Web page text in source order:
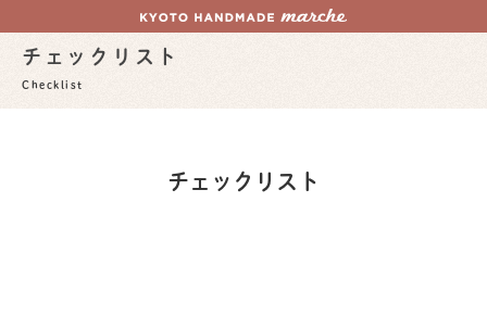
チェックリスト
Checklist
チェックリスト